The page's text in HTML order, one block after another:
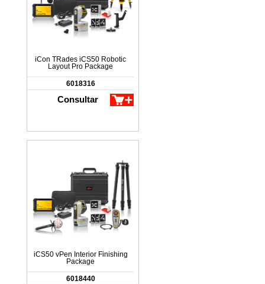
iCon TRades iCS50 Robotic
Layout Pro Package
6018316
Consultar
iCS50 vPen Interior Finishing
Package
6018440